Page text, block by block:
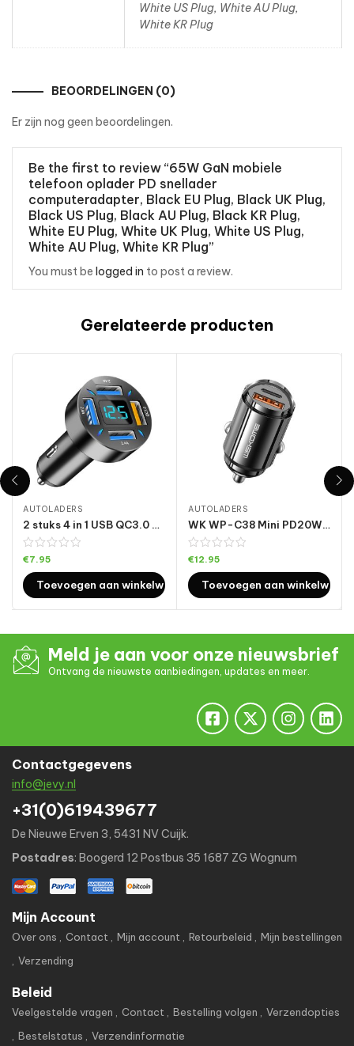
White US Plug, White AU Plug,
White KR Plug
BEOORDELINGEN (0)
Er zijn nog geen beoordelingen.
Be the first to review “65W GaN mobiele
telefoon oplader PD snellader
computeradapter, Black EU Plug, Black UK Plug,
Black US Plug, Black AU Plug, Black KR Plug,
White EU Plug, White UK Plug, White US Plug,
White AU Plug, White KR Plug”
You must be logged in to post a review.
Gerelateerde producten
AUTOLADERS
2 stuks 4 in 1 USB QC3.0 digitale display auto snellader
€7.95
Toevoegen aan winkelwagen
AUTOLADERS
WK WP-C38 Mini PD20W USB + Type-C Autolader
€12.95
Toevoegen aan
Meld je aan voor onze nieuwsbrief
Ontvang de nieuwste aanbiedingen, updates en meer.
Contactgegevens
info@jevy.nl
+31(0)619439677
De Nieuwe Erven 3, 5431 NV Cuijk.
Postadres: Boogerd 12 Postbus 35 1687 ZG Wognum
Mijn Account
Over ons Contact Mijn account Retourbeleid
Mijn bestellingen
Verzending
Beleid
Veelgestelde vragen Contact Bestelling volgen
Verzendopties
Bestelstatus
Verzendinformatie